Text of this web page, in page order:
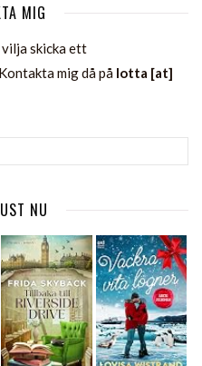
MIG
skicka ett
mig då på lotta [at]
NU